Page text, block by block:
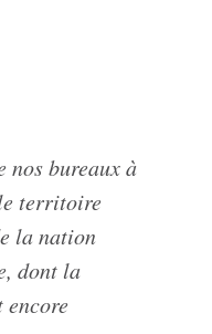
nos bureaux à
territoire
la nation
dont la
encore